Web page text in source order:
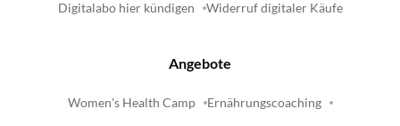
Digitalabo hier kündigen Widerruf digitaler Käufe
Angebote
Women's Health Camp Ernährungscoaching